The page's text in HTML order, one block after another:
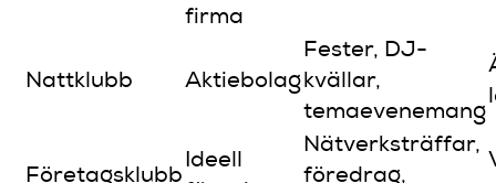
firma
Nattklubb Aktiebolag
Fester, DJ-
kvällar,
temaevenemang
Företagsklubb
Ideell
Nätverksträffar,
föredrag,